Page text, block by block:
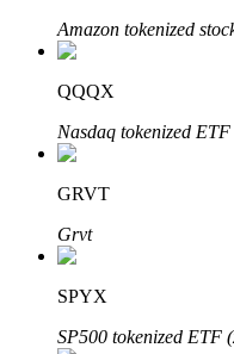
Grijp langetermijnwinst
Amazon tokenized
QQQX
Nasdaq tokenized
GRVT
Grvt
SPYX
SP500 tokenized ETF